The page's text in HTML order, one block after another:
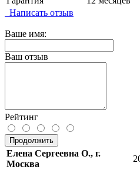
Написать отзыв
Ваше имя:
Ваш отзыв
Рейтинг
Продолжить
Елена Сергеевна О., г.
Москва